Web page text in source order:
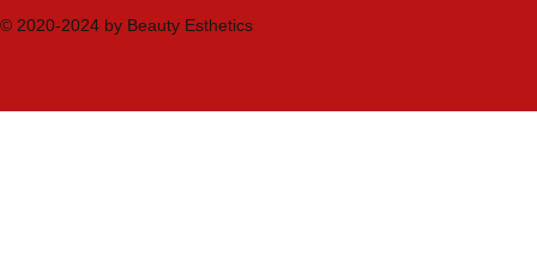
© 2020-2024 by Beauty Esthetics